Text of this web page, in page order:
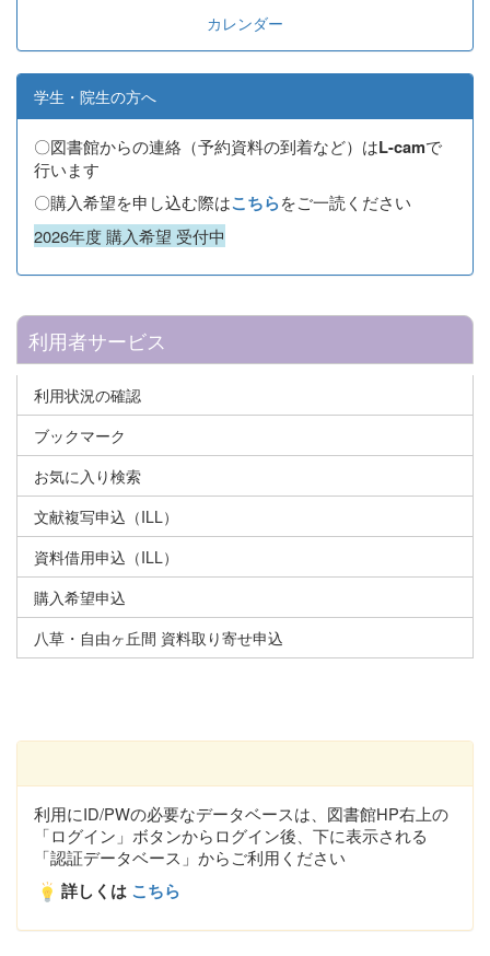
カレンダー
学生・院生の方へ
〇図書館からの連絡（予約資料の到着など）はL-camで
行います
〇購入希望を申し込む際はこちらをご一読ください
2026年度 購入希望 受付中
利用者サービス
利用状況の確認
ブックマーク
お気に入り検索
文献複写申込（ILL）
資料借用申込（ILL）
購入希望申込
八草・自由ヶ丘間 資料取り寄せ申込
利用にID/PWの必要なデータベースは、図書館HP右上の
「ログイン」ボタンからログイン後、下に表示される
「認証データベース」からご利用ください
詳しくは こちら